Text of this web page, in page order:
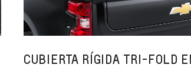
CUBIERTA RÍGIDA TRI-FOLD